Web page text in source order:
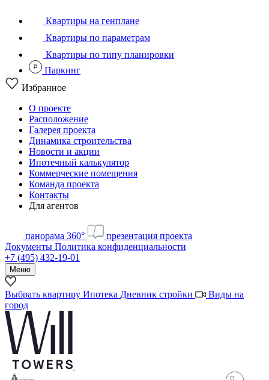
Квартиры на генплане
Квартиры по параметрам
Квартиры по типу планировки
Паркинг
Избранное
О проекте
Расположение
Галерея проекта
Динамика строительства
Новости и акции
Ипотечный калькулятор
Коммерческие помещения
Команда проекта
Контакты
Для агентов
панорама 360°
презентация проекта
Документы Политика конфиденциальности
+7 (495) 432-19-01
Меню
Выбрать квартиру Ипотека Дневник стройки
Виды на
город